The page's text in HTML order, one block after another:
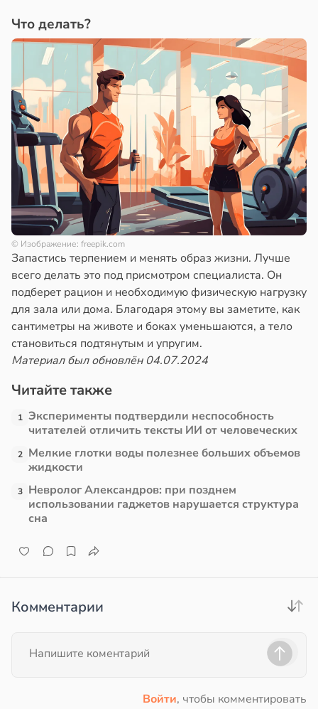
Что делать?
© Изображение: freepik.com
Запастись терпением и менять образ жизни. Лучше
всего делать это под присмотром специалиста. Он
подберет рацион и необходимую физическую нагрузку
для зала или дома. Благодаря этому вы заметите, как
сантиметры на животе и боках уменьшаются, а тело
становиться подтянутым и упругим.
Материал был обновлён 04.07.2024
Читайте также
1 Эксперименты подтвердили неспособность
читателей отличить тексты ИИ от человеческих
2 Мелкие глотки воды полезнее больших объемов
жидкости
3 Невролог Александров: при позднем
использовании гаджетов нарушается структура
сна
Комментарии
Войти, чтобы комментировать